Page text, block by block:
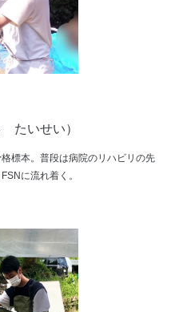
たいせい）
標本。普段は病院のリハビリの先
に流れ着く。